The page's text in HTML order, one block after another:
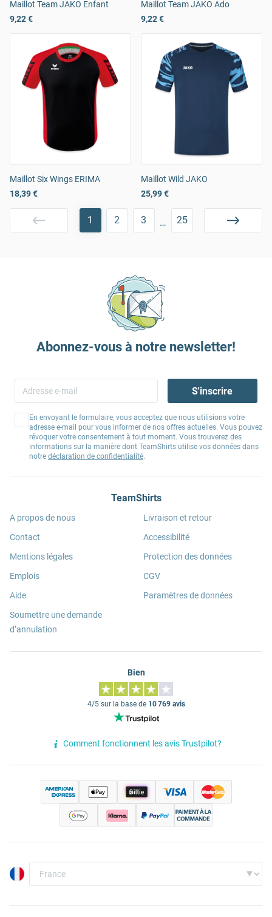
Maillot Team JAKO Enfant
9,22 €
Maillot Team JAKO Ado
9,22 €
Maillot Six Wings ERIMA
18,39 €
Maillot Wild JAKO
25,99 €
1 2 3 … 25
Abonnez-vous à notre newsletter!
S'inscrire
En envoyant le formulaire, vous acceptez que nous utilisions votre
adresse e-mail pour vous informer de nos offres actuelles. Vous pouvez
révoquer votre consentement à tout moment. Vous trouverez des
informations sur la manière dont TeamShirts utilise vos données dans
notre déclaration de confidentialité.
TeamShirts
A propos de nous
Contact
Mentions légales
Emplois
Aide
Soumettre une demande
d’annulation
Livraison et retour
Accessibilité
Protection des données
CGV
Paramètres de données
Bien
4/5 sur la base de 10 769 avis
Comment fonctionnent les avis Trustpilot?